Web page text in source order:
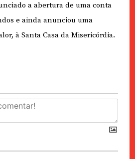
a abertura de uma conta
e ainda anunciou uma
à Santa Casa da Misericórdia.